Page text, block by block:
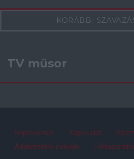
KORÁBBI
TV műsor
Impresszum Kapcsolat
Adatvédelmi irányelv